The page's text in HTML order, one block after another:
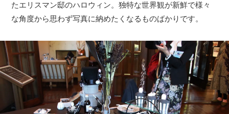
たエリスマン邸のハロウィン。独特な世界観が新鮮で様々
な角度から思わず写真に納めたくなるものばかりです。